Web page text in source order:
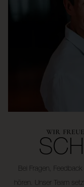
WIR
Bei Fragen,
hören. Unser Team